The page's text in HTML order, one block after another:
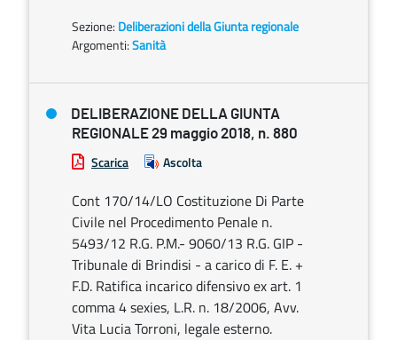
Sezione: Deliberazioni della Giunta regionale
Argomenti:Sanità
DELIBERAZIONE DELLA GIUNTA
REGIONALE 29 maggio 2018, n. 880
Scarica Ascolta
Cont 170/14/LO Costituzione Di Parte
Civile nel Procedimento Penale n.
5493/12 R.G. P.M.- 9060/13 R.G. GIP -
Tribunale di Brindisi - a carico di F. E. +
F.D. Ratifica incarico difensivo ex art. 1
comma 4 sexies, L.R. n. 18/2006, Avv.
Vita Lucia Torroni, legale esterno.